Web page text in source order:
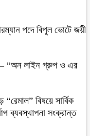
পদে বিপুল ভোটে জয়ী
– “অন লাইন গ্রুপ ও এর
বিষয়ে সার্বিক
ব্যবস্থাপনা সংক্রান্ত